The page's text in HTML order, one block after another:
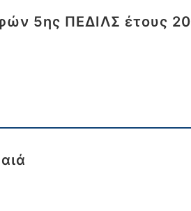
5ης ΠΕΔΙΛΣ έτους